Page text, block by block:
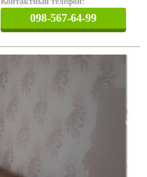
098-567-64-99